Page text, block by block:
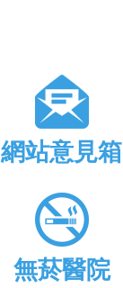
網站意見箱
無菸醫院